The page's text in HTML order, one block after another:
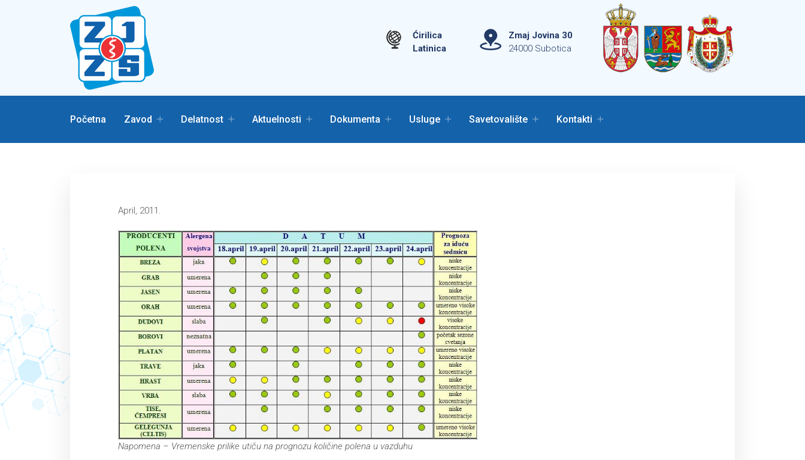
Ćirilica
Latinica
Zmaj Jovina 30
24000 Subotica
Početna Zavod Delatnost Aktuelnosti Dokumenta Usluge Savetovalište Kontakti
April, 2011.
Napomena – Vremenske prilike utiču na prognozu količine polena u vazduhu